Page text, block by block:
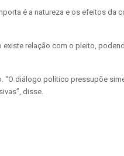
é a natureza e os efeitos da
relação com o pleito,
diálogo político pressupõe
disse.